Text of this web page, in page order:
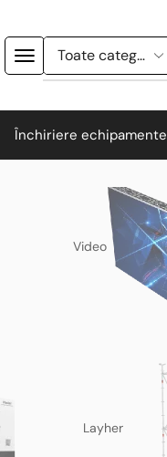
Închiriere echipamente
Video
Layher